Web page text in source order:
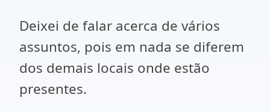
Deixei de falar acerca de vários
assuntos, pois em nada se diferem
dos demais locais onde estão
presentes.